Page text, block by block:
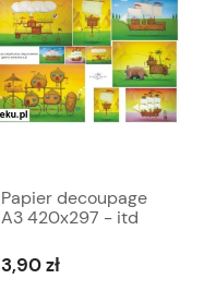
Papier decoupage
A3 420x297 - itd
3,90 zł